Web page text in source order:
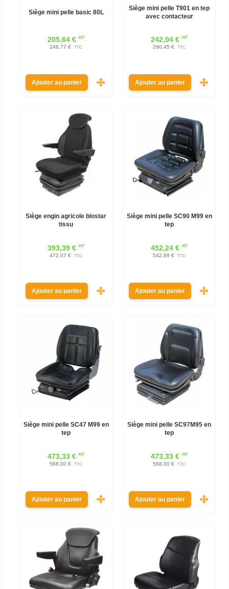
Siège mini pelle basic 80L
205,64 € HT
246,77 € TTC
Ajouter au panier
Siège mini pelle T901 en tep
avec contacteur
242,04 € HT
290,45 € TTC
Ajouter au panier
Siège engin agricole blostar
tissu
393,39 € HT
472,07 € TTC
Ajouter au panier
Siège mini pelle SC90 M99 en
tep
452,24 € HT
542,69 € TTC
Ajouter au panier
Siège mini pelle SC47 M99 en
tep
473,33 € HT
568,00 € TTC
Ajouter au panier
Siège mini pelle SC97M95 en
tep
473,33 € HT
568,00 € TTC
Ajouter au panier